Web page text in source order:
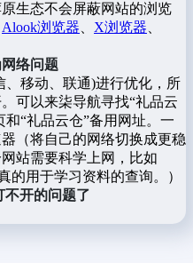
生态不会屏蔽网站的浏览
Alook浏览器 X浏览器
络问题
移动、联通)进行优化，所
可以来柒导航寻找“礼品云
“礼品云仓”备用网址。一
（将自己的网络切换成更稳
站需要科学上网，比如
的用于学习资料的查询。）
不开的问题了